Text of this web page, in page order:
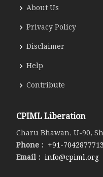
About Us
Privacy Policy
Disclaimer
Help
Contribute
CPIML Liberation
Charu Bhawan, U-90,
Phone : +91-7042877713
Email : info@cpiml.org